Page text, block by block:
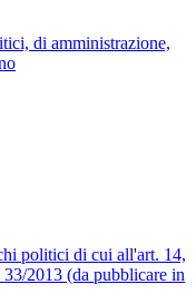
di amministrazione,
politici di cui all'art. 14,
2013 (da pubblicare in